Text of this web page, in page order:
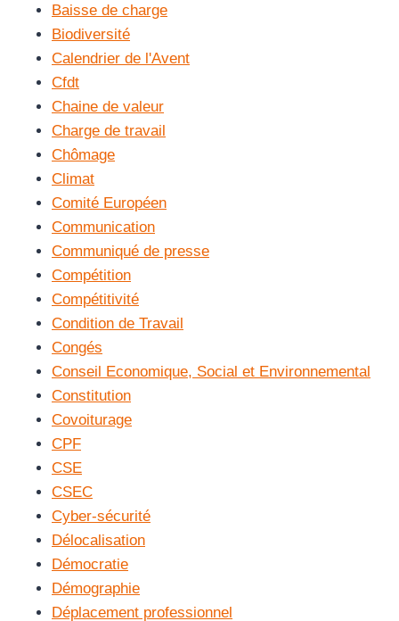
Baisse de charge
Biodiversité
Calendrier de l'Avent
Cfdt
Chaine de valeur
Charge de travail
Chômage
Climat
Comité Européen
Communication
Communiqué de presse
Compétition
Compétitivité
Condition de Travail
Congés
Conseil Economique, Social et Environnemental
Constitution
Covoiturage
CPF
CSE
CSEC
Cyber-sécurité
Délocalisation
Démocratie
Démographie
Déplacement professionnel